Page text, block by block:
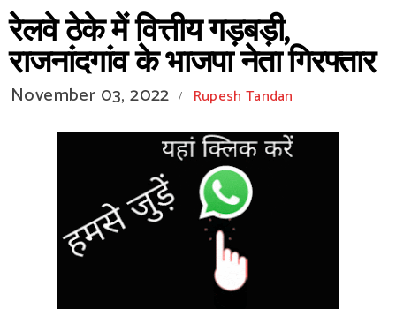
रेलवे ठेके में वित्तीय गड़बड़ी,
राजनांदगांव के भाजपा नेता गिरफ्तार
November 03, 2022 / Rupesh Tandan